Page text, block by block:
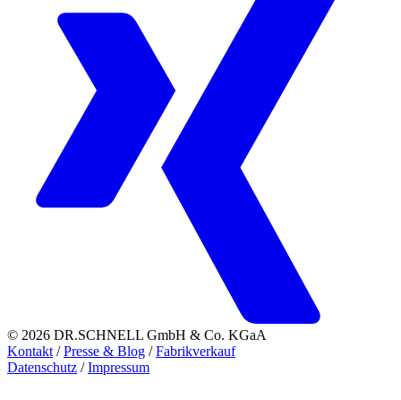
© 2026 DR.SCHNELL GmbH & Co. KGaA
Kontakt / Presse & Blog / Fabrikverkauf
Datenschutz / Impressum